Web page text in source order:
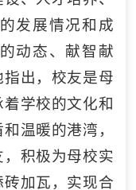
发展情况和成
动态、献智献
出，校友是母
学校的文化和
温暖的港湾，
积极为母校实
加瓦，实现合